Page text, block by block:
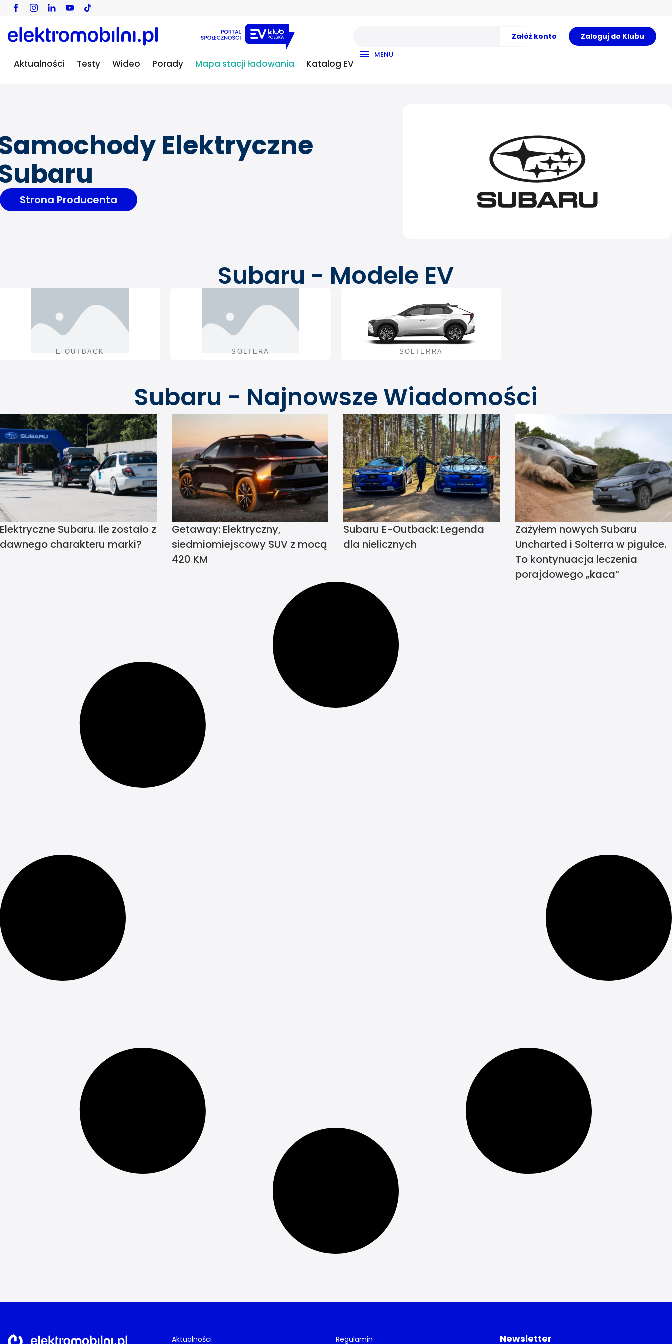
Załóż konto Zaloguj do Klubu
Aktualności Testy Wideo Porady Mapa stacji ładowania Katalog EV
MENU
Elektryczne
Strona Producenta
Subaru - Modele EV
E-OUTBACK SOLTERA SOLTERRA
Subaru - Najnowsze Wiadomości
Elektryczne Subaru. Ile zostało z
dawnego charakteru marki?
Getaway: Elektryczny,
siedmiomiejscowy SUV z mocą
420 KM
Subaru E-Outback: Legenda
dla nielicznych
Zażyłem nowych Subaru
Uncharted i Solterra w pigułce.
To kontynuacja leczenia
porajdowego „kaca”
Aktualności Regulamin Newsletter